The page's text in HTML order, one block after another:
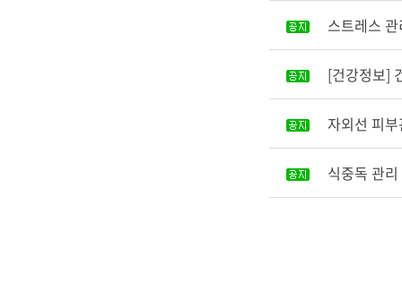
스트레스
[건강정보]
자외선 피
식중독 관리